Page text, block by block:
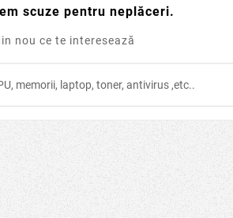
scuze pentru neplăceri.
nou ce te interesează